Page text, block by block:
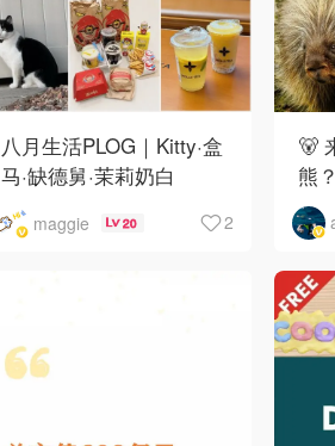
八月生活PLOG｜Kitty·盒
马·缺德舅·茉莉奶白
·Costco·Wendy's
maggie 20 2
🐻
熊
下！